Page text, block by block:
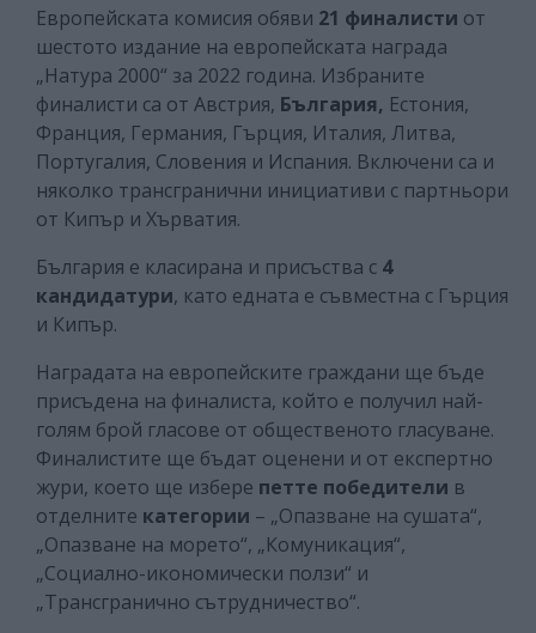
Европейската комисия обяви 21 финалисти от
шестото издание на европейската награда
„Натура 2000“ за 2022 година. Избраните
финалисти са от Австрия, България, Естония,
Франция, Германия, Гърция, Италия, Литва,
Португалия, Словения и Испания. Включени са и
няколко трансгранични инициативи с партньори
от Кипър и Хърватия.
България е класирана и присъства с 4
кандидатури, като едната е съвместна с Гърция
и Кипър.
Наградата на европейските граждани ще бъде
присъдена на финалиста, който е получил най-
голям брой гласове от общественото гласуване.
Финалистите ще бъдат оценени и от експертно
жури, което ще избере петте победители в
отделните категории – „Опазване на сушата“,
„Опазване на морето“, „Комуникация“,
„Социално-икономически ползи“ и
„Трансгранично сътрудничество“.